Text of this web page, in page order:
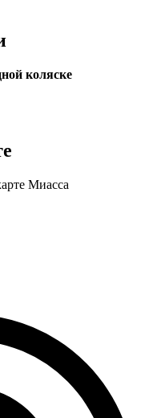
коляске
Миасса